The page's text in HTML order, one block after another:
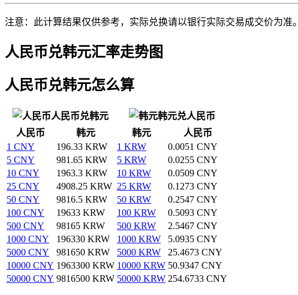
注意：此计算结果仅供参考，实际兑换请以银行实际交易成交价为准。
人民币兑韩元汇率走势图
人民币兑韩元怎么算
人民币兑韩元
韩元兑人民币
人民币
韩元 韩元
人民币
1 CNY
196.33 KRW 1 KRW
0.0051 CNY
5 CNY
981.65 KRW 5 KRW
0.0255 CNY
10 CNY
1963.3 KRW 10 KRW
0.0509 CNY
25 CNY
4908.25 KRW 25 KRW
0.1273 CNY
50 CNY
9816.5 KRW 50 KRW
0.2547 CNY
100 CNY
19633 KRW 100 KRW
0.5093 CNY
500 CNY
98165 KRW 500 KRW
2.5467 CNY
1000 CNY
196330 KRW 1000 KRW
5.0935 CNY
5000 CNY
981650 KRW 5000 KRW
25.4673 CNY
10000 CNY 1963300 KRW 10000 KRW 50.9347 CNY
50000 CNY 9816500 KRW 50000 KRW 254.6733 CNY